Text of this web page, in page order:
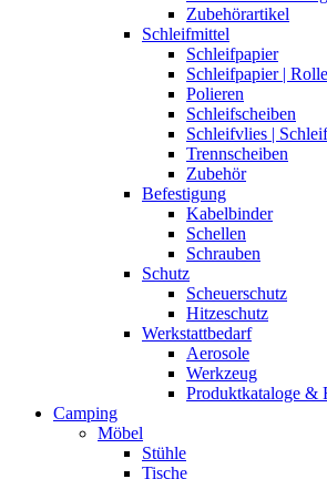
Zubehörartikel
Schleifmittel
Schleifpapier
Schleifpapier |
Polieren
Schleifscheiben
Schleifvlies |
Trennscheiben
Zubehör
Befestigung
Kabelbinder
Schellen
Schrauben
Schutz
Scheuerschutz
Hitzeschutz
Werkstattbedarf
Aerosole
Werkzeug
Produktkataloge &
Camping
Möbel
Stühle
Tische